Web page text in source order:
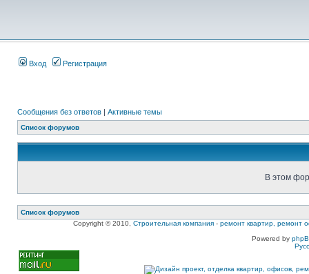
Вход Регистрация
Сообщения без ответов | Активные темы
Список форумов
В этом
Список форумов
Copyright © 2010, Строительная компания - ремонт квартир, ремонт
Powered by